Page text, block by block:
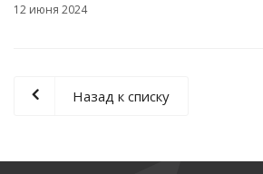
12 июня 2024
Назад к списку